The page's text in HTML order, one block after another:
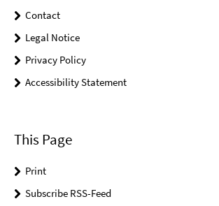
Contact
Legal Notice
Privacy Policy
Accessibility Statement
This Page
Print
Subscribe RSS-Feed